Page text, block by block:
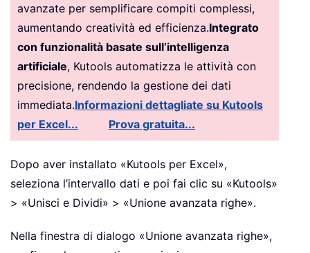
avanzate per semplificare compiti complessi,
aumentando creatività ed efficienza.Integrato
con funzionalità basate sull’intelligenza
artificiale, Kutools automatizza le attività con
precisione, rendendo la gestione dei dati
immediata.Informazioni dettagliate su Kutools
per Excel...
Prova gratuita...
Dopo aver installato «Kutools per Excel»,
seleziona l’intervallo dati e poi fai clic su «Kutools»
> «Unisci e Dividi» > «Unione avanzata righe».
Nella finestra di dialogo «Unione avanzata righe»,